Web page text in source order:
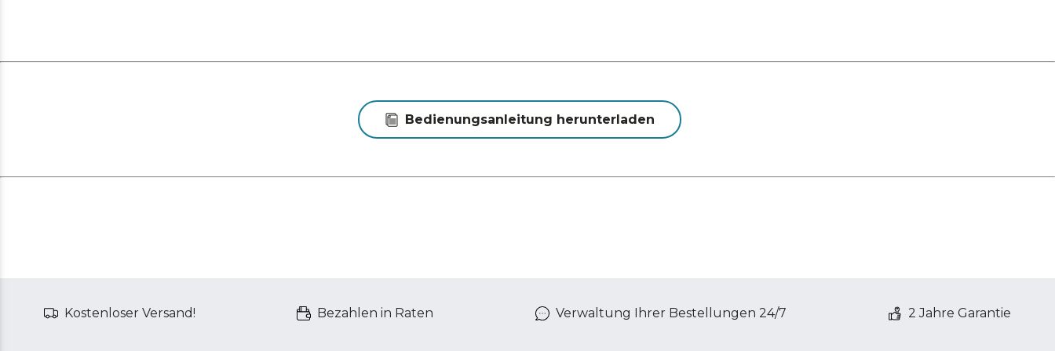
Bedienungsanleitung herunterladen
Kostenloser Versand! Bezahlen in Raten Verwaltung Ihrer Bestellungen 24/7 2 Jahre Garantie